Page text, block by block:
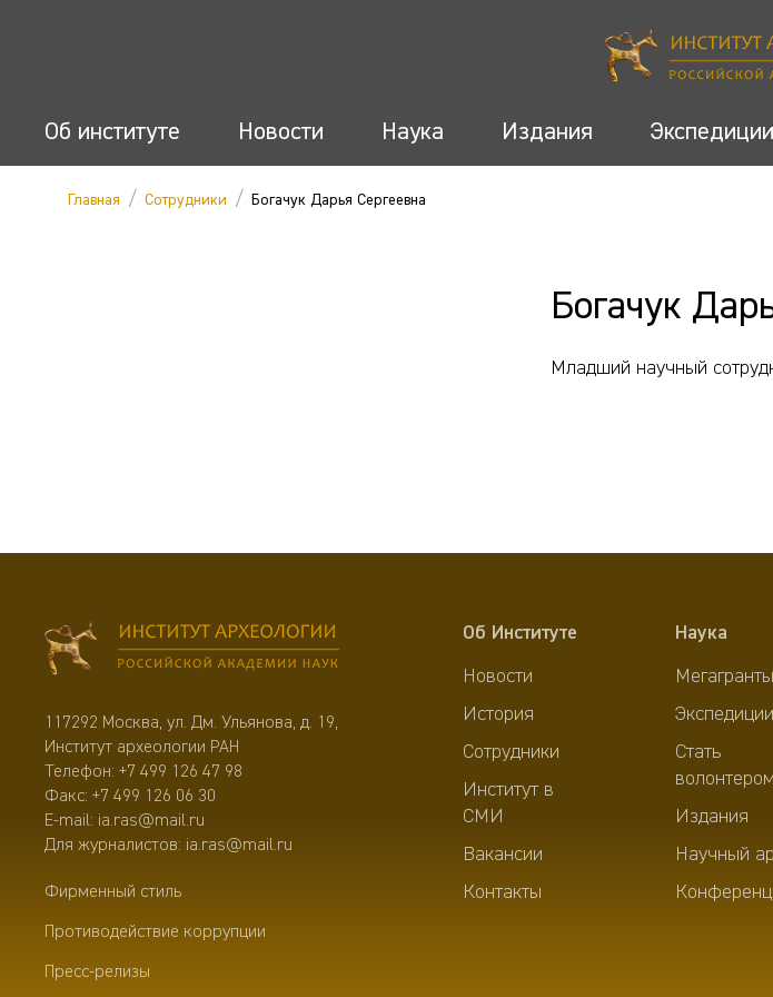
Об институте Новости Наука Издания Экспедиции
Главная / Сотрудники / Богачук Дарья Сергеевна
Богачук
Младший научный
117292 Москва, ул. Дм. Ульянова, д. 19,
Институт археологии РАН
Телефон: +7 499 126 47 98
Факс: +7 499 126 06 30
E-mail: ia.ras@mail.ru
Для журналистов: ia.ras@mail.ru
Фирменный стиль
Противодействие коррупции
Пресс-релизы
Об Институте
Новости
История
Сотрудники
Институт в
СМИ
Вакансии
Контакты
Наука
Мегагранты
Экспедиции
Стать
волонтером
Издания
Научный